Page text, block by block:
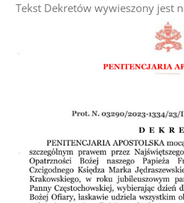
Tekst Dekretów wywieszony jest